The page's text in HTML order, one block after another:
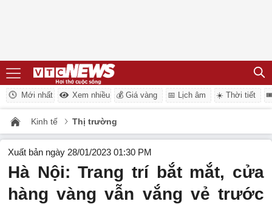
Mới nhất Xem nhiều 💰 Giá vàng 📅 Lịch âm ☀️ Thời tiết
Kinh tế Thị trường
Xuất bản ngày 28/01/2023 01:30 PM
Hà Nội: Trang trí bắt mắt, cửa
hàng vàng vẫn vắng vẻ trước